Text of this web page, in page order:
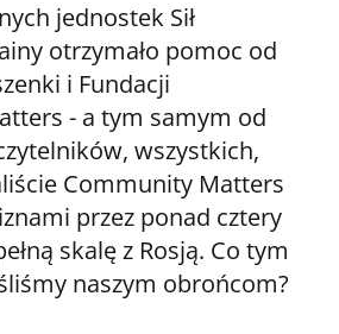
jednostek Sił
otrzymało pomoc od
i Fundacji
- a tym samym od
wszystkich,
Community Matters
przez ponad cztery
skalę z Rosją. Co tym
naszym obrońcom?